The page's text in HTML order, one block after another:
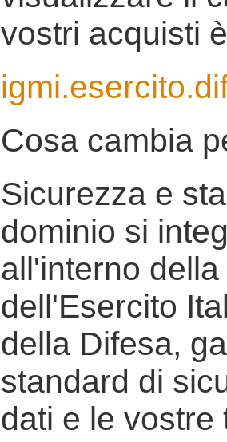
vostri acquisti
Cosa cambia
Sicurezza e
dominio si
all'interno
dell'Esercito
della Difesa,
standard di
dati e le vostre